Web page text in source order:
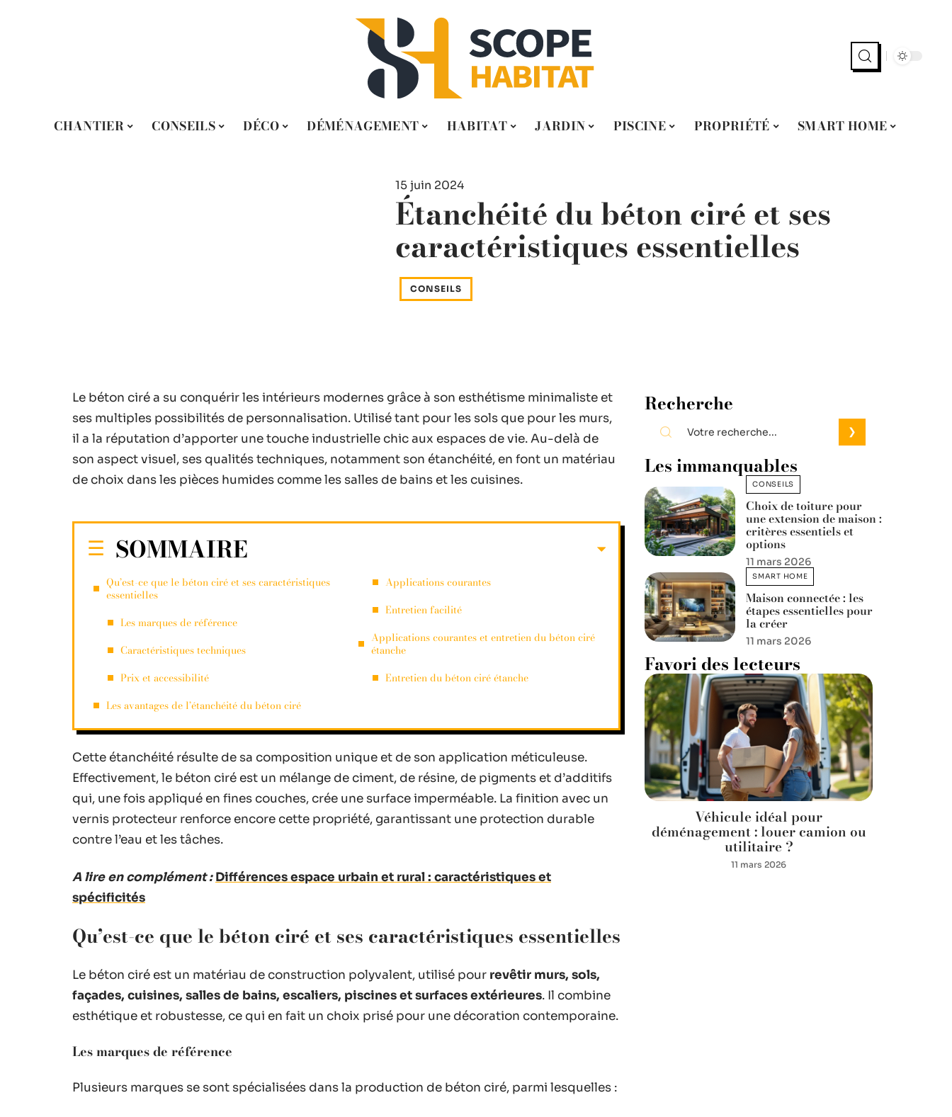
CHANTIER CONSEILS DÉCO DÉMÉNAGEMENT HABITAT JARDIN PISCINE PROPRIÉTÉ SMART HOME
15 juin 2024
Étanchéité du béton ciré et ses
caractéristiques essentielles
CONSEILS
Le béton ciré a su conquérir les intérieurs modernes grâce à son esthétisme minimaliste et
ses multiples possibilités de personnalisation. Utilisé tant pour les sols que pour les murs,
il a la réputation d’apporter une touche industrielle chic aux espaces de vie. Au-delà de
son aspect visuel, ses qualités techniques, notamment son étanchéité, en font un matériau
de choix dans les pièces humides comme les salles de bains et les cuisines.
SOMMAIRE
Qu’est-ce que le béton ciré et ses caractéristiques
essentielles
Les marques de référence
Caractéristiques techniques
Prix et accessibilité
Les avantages de l’étanchéité du béton ciré
Applications courantes
Entretien facilité
Applications courantes et entretien du béton ciré
étanche
Entretien du béton ciré étanche
Cette étanchéité résulte de sa composition unique et de son application méticuleuse.
Effectivement, le béton ciré est un mélange de ciment, de résine, de pigments et d’additifs
qui, une fois appliqué en fines couches, crée une surface imperméable. La finition avec un
vernis protecteur renforce encore cette propriété, garantissant une protection durable
contre l’eau et les tâches.
A lire en complément : Différences espace urbain et rural : caractéristiques et
spécificités
Qu’est-ce que le béton ciré et ses caractéristiques essentielles
Le béton ciré est un matériau de construction polyvalent, utilisé pour revêtir murs, sols,
façades, cuisines, salles de bains, escaliers, piscines et surfaces extérieures. Il combine
esthétique et robustesse, ce qui en fait un choix prisé pour une décoration contemporaine.
Les marques de référence
Plusieurs marques se sont spécialisées dans la production de béton ciré, parmi lesquelles :
Recherche
Les immanquables
CONSEILS
Choix de toiture pour
une extension de maison :
critères essentiels et
options
11 mars 2026
SMART HOME
Maison connectée : les
étapes essentielles pour
la créer
11 mars 2026
Favori des lecteurs
Véhicule idéal pour
déménagement : louer camion ou
utilitaire ?
11 mars 2026